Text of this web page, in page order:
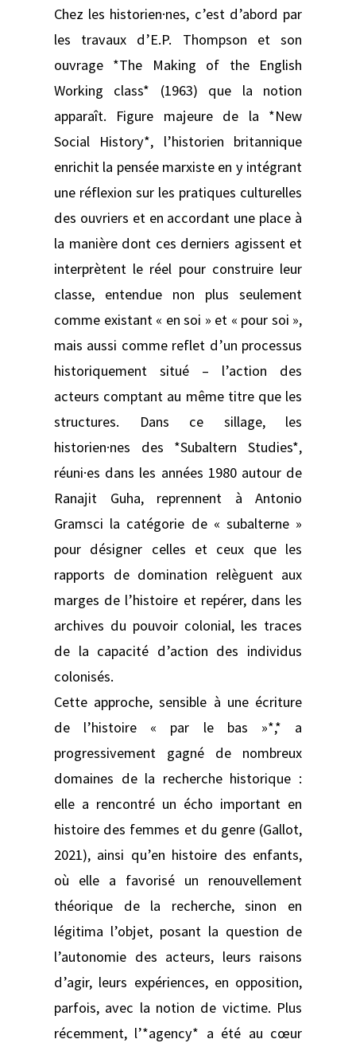
Chez les historien·nes, c’est d’abord par
les travaux d’E.P. Thompson et son
ouvrage *The Making of the English
Working class* (1963) que la notion
apparaît. Figure majeure de la *New
Social History*, l’historien britannique
enrichit la pensée marxiste en y intégrant
une réflexion sur les pratiques culturelles
des ouvriers et en accordant une place à
la manière dont ces derniers agissent et
interprètent le réel pour construire leur
classe, entendue non plus seulement
comme existant « en soi » et « pour soi »,
mais aussi comme reflet d’un processus
historiquement situé – l’action des
acteurs comptant au même titre que les
structures. Dans ce sillage, les
historien·nes des *Subaltern Studies*,
réuni·es dans les années 1980 autour de
Ranajit Guha, reprennent à Antonio
Gramsci la catégorie de « subalterne »
pour désigner celles et ceux que les
rapports de domination relèguent aux
marges de l’histoire et repérer, dans les
archives du pouvoir colonial, les traces
de la capacité d’action des individus
colonisés.
Cette approche, sensible à une écriture
de l’histoire « par le bas »*,* a
progressivement gagné de nombreux
domaines de la recherche historique :
elle a rencontré un écho important en
histoire des femmes et du genre (Gallot,
2021), ainsi qu’en histoire des enfants,
où elle a favorisé un renouvellement
théorique de la recherche, sinon en
légitima l’objet, posant la question de
l’autonomie des acteurs, leurs raisons
d’agir, leurs expériences, en opposition,
parfois, avec la notion de victime. Plus
récemment, l’*agency* a été au cœur